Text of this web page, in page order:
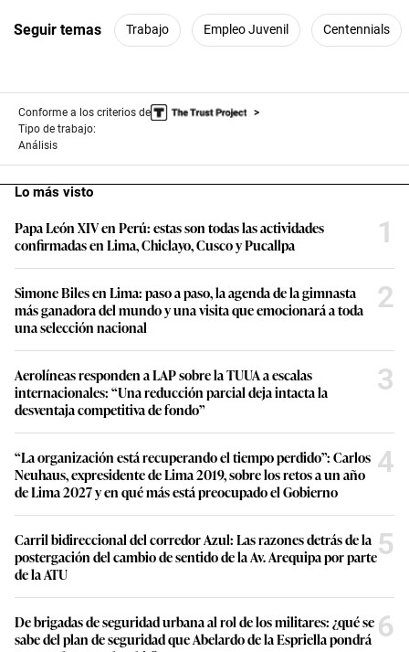
Seguir temas Trabajo Empleo Juvenil Centennials
Conforme a los criterios de
Tipo de trabajo:
Análisis
Lo más visto
Papa León XIV en Perú: estas son todas las actividades
confirmadas en Lima, Chiclayo, Cusco y Pucallpa
1
Simone Biles en Lima: paso a paso, la agenda de la gimnasta
más ganadora del mundo y una visita que emocionará a toda
una selección nacional
2
Aerolíneas responden a LAP sobre la TUUA a escalas
internacionales: “Una reducción parcial deja intacta la
desventaja competitiva de fondo”
3
“La organización está recuperando el tiempo perdido”: Carlos
Neuhaus, expresidente de Lima 2019, sobre los retos a un año
de Lima 2027 y en qué más está preocupado el Gobierno
4
Carril bidireccional del corredor Azul: Las razones detrás de la
postergación del cambio de sentido de la Av. Arequipa por parte
de la ATU
5
De brigadas de seguridad urbana al rol de los militares: ¿qué se
sabe del plan de seguridad que Abelardo de la Espriella pondrá 6